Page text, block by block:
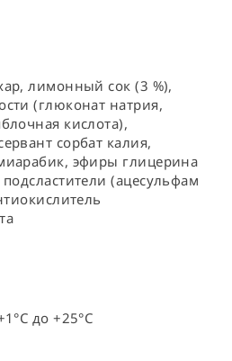
лимонный сок (3 %),
(глюконат натрия,
кислота),
сорбат калия,
эфиры глицерина
(ацесульфам
до +25°C